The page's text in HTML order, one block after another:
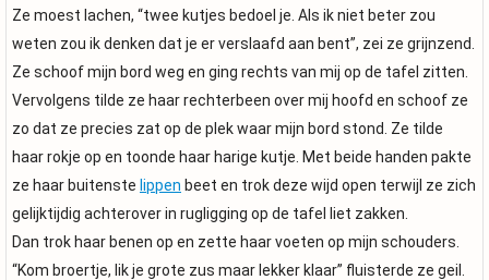
Ze moest lachen, “twee kutjes bedoel je. Als ik niet beter zou
weten zou ik denken dat je er verslaafd aan bent”, zei ze grijnzend.
Ze schoof mijn bord weg en ging rechts van mij op de tafel zitten.
Vervolgens tilde ze haar rechterbeen over mij hoofd en schoof ze
zo dat ze precies zat op de plek waar mijn bord stond. Ze tilde
haar rokje op en toonde haar harige kutje. Met beide handen pakte
ze haar buitenste lippen beet en trok deze wijd open terwijl ze zich
gelijktijdig achterover in rugligging op de tafel liet zakken.
Dan trok haar benen op en zette haar voeten op mijn schouders.
“Kom broertje, lik je grote zus maar lekker klaar” fluisterde ze geil.